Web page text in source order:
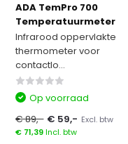
ADA TemPro 700
Temperatuurmeter
Infrarood oppervlakte
thermometer voor
contactlo...
Op voorraad
€ 89,- € 59,- Excl. btw
€ 71,39Incl. btw